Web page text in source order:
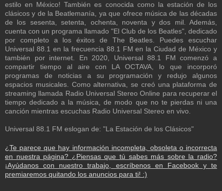
estilo en México! También es conocida como la estación de los
clásicos y de la Beatlemanía, ya que ofrece música de las décadas
de los sesenta, setenta, ochenta, noventa y dos mil. Además,
cuenta con un programa llamado "El Club de los Beatles", dedicado
por completo a los éxitos de The Beatles. Puedes escuchar
Universal 88.1 en la frecuencia 88.1 FM en la Ciudad de México y
también por internet. En 2020, Universal 88.1 FM comenzó a
compartir tiempo al aire con LA OCTAVA, lo que incorporó
programas de noticias a su programación y redujo algunos
espacios musicales. Como alternativa, se creó una plataforma de
streaming llamada Radio Universal Stereo Online para recuperar el
tiempo dedicado a la música, de modo que no te pierdas ni una
canción mientras escuchas Radio Universal Stereo en vivo.
Universal 88.1 FM eslogan de: "La Estación de los Clásicos"
¿Te parece que hay información incompleta, obsoleta o incorrecta
en nuestra página? ¿Piensas que tú sabes más sobre la radio?
¡Ayúdanos con nuestro trabajo, escríbenos en Facebook y te
premiaremos quitando los anuncios para ti! :)